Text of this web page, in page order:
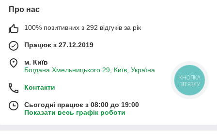
Про нас
100% позитивних з 292 відгуків за рік
Працює з 27.12.2019
м. Київ
Богдана Хмельницького 29, Київ, Україна
Контакти
Сьогодні працює з 08:00 до 19:00
Показати весь графік роботи
КНОПКА
ЗВ'ЯЗКУ